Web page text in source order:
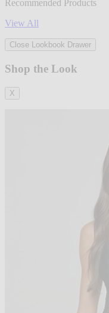
Recommended Products
View All
Close Lookbook Drawer
Shop the Look
X